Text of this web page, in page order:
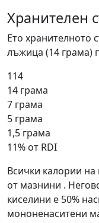
Хранителен
Ето хранителното
лъжица (14 грама)
114
14 грама
7 грама
5 грама
1,5 грама
11% от RDI
Всички калории
от мазнини .
киселини е 50%
мононенаситени